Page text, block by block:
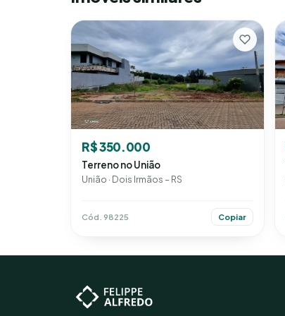
R$ 350.000
Terreno no União
União · Dois Irmãos – RS
Cód. 98225 Copiar